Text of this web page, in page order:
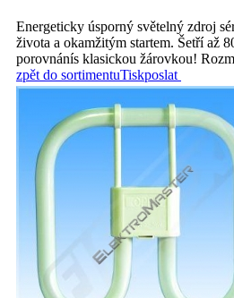
Energeticky úsporný světelný zdroj
života a okamžitým startem. Šetří až
porovnánís klasickou žárovkou!
zpět do sortimentuTiskposlat